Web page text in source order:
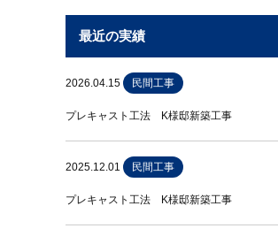
最近の実績
2026.04.15 民間工事
プレキャスト工法 K様邸新築工事
2025.12.01 民間工事
プレキャスト工法 K様邸新築工事